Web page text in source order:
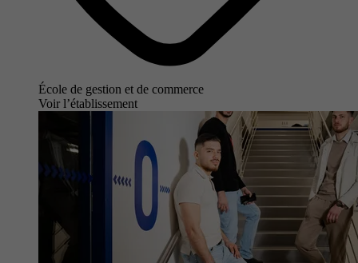
École de gestion et de commerce
Voir l’établissement